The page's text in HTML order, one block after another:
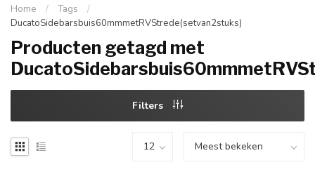
Home / Tags
/
DucatoSidebarsbuis60mmmetRVStrede(setvan2stuks)
Producten getagd met
Filters